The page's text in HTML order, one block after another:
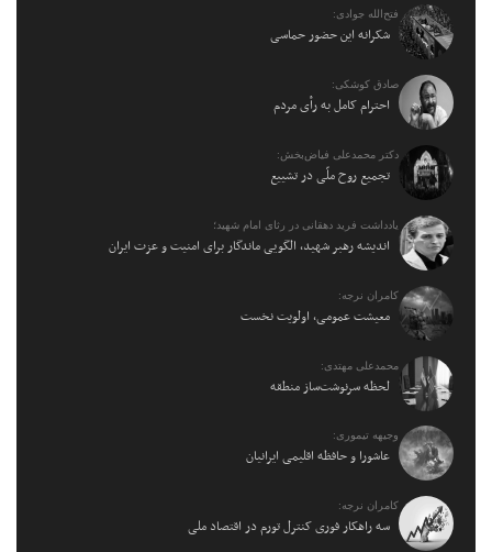
فتح‌الله جوادی:
شکرانه این حضور حماسی
صادق کوشکی:
احترام کامل به رأی مردم
دکتر محمدعلی فیاض‌بخش:
تجمیع روح ملّی در تشییع
یادداشت فرید دهقانی در رثای امام شهید؛
اندیشه رهبر شهید، الگویی ماندگار برای امنیت و عزت ایران
کامران نرجه:
معیشت عمومی، اولویت نخست
محمدعلی مهتدی:
لحظه سرنوشت‌ساز منطقه
وجیهه تیموری:
عاشورا و حافظه اقلیمی ایرانیان
کامران نرجه:
سه راهکار فوری کنترل تورم در اقتصاد ملی